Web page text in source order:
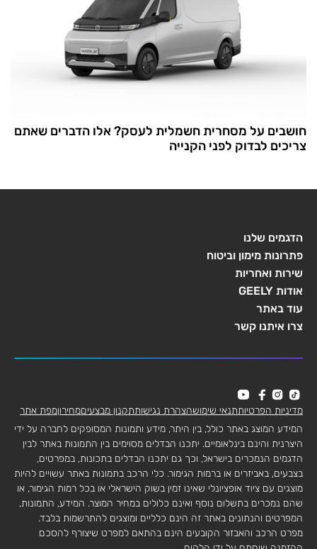
חושבים על מסחרית חשמלית לעסק? אלו הדברים שאתם
צריכים לבדוק לפני הקנייה
הדגמים שלנו
פתרונות מימון וביטוח
שירות ואחריות
אודות GEELY
עוד באתר
צרו איתנו קשר
מדיניות הפרטיותתנאי שימושהצהרת נגישותתקנון מבצעיםמחירוןמפת אתר
המידע המוצג באתר כולל, בין היתר, מידע ותמונות המסופקים לחברה על ידי
היצרנית והינם בינלאומיים. יתכנו הבדלים מסוימים בין התמונות באתר לבין
הדגמים הנמכרים בישראל, וכך גם יתכנו הבדלים בתכונות, במפרטים,
בצבעים, באביזרים או ברמות הגימור. כלי הרכב בתמונות באתר עשויים להיות
מוצגים עם ציוד אופציונלי שאינו זמין בשוק הישראלי או בכל רמות הגימור, או
שהם נמכרים בתשלום נוסף ואינם כלולים במחיר המוצר. המידע, התמונות,
המפרטים והנתונים באתר זה הינם כלליים ומוצגים להתרשמות בלבד.
מפרט הרכב והאבזור הקובעים הינם בהתאם למפרט שיצורף להסכם